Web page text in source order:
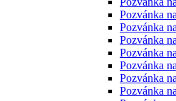
Pozvánka
Pozvánka
Pozvánka
Pozvánka
Pozvánka
Pozvánka
Pozvánka